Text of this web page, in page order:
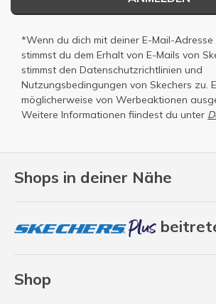
Shops in deiner Nähe
Shop
*Wenn du dich mit deiner E-Mail-Adresse
stimmst du dem Erhalt von E-Mails von
stimmst den Datenschutzrichtlinien und
Nutzungsbedingungen von Skechers zu.
möglicherweise von Werbeaktionen
Weitere Informationen fiindest du unter